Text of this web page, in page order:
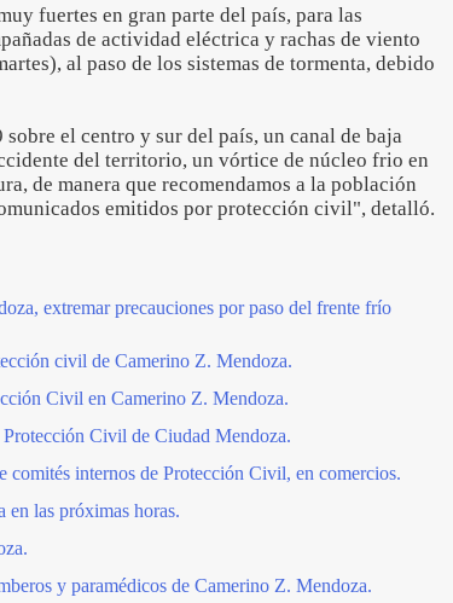
fuertes en gran parte del país, para las
de actividad eléctrica y rachas de viento
al paso de los sistemas de tormenta, debido
el centro y sur del país, un canal de baja
del territorio, un vórtice de núcleo frio en
de manera que recomendamos a la población
emitidos por protección civil", detalló.
extremar precauciones por paso del frente frío
civil de Camerino Z. Mendoza.
Civil en Camerino Z. Mendoza.
Civil de Ciudad Mendoza.
comités internos de Protección Civil, en comercios.
las próximas horas.
y paramédicos de Camerino Z. Mendoza.